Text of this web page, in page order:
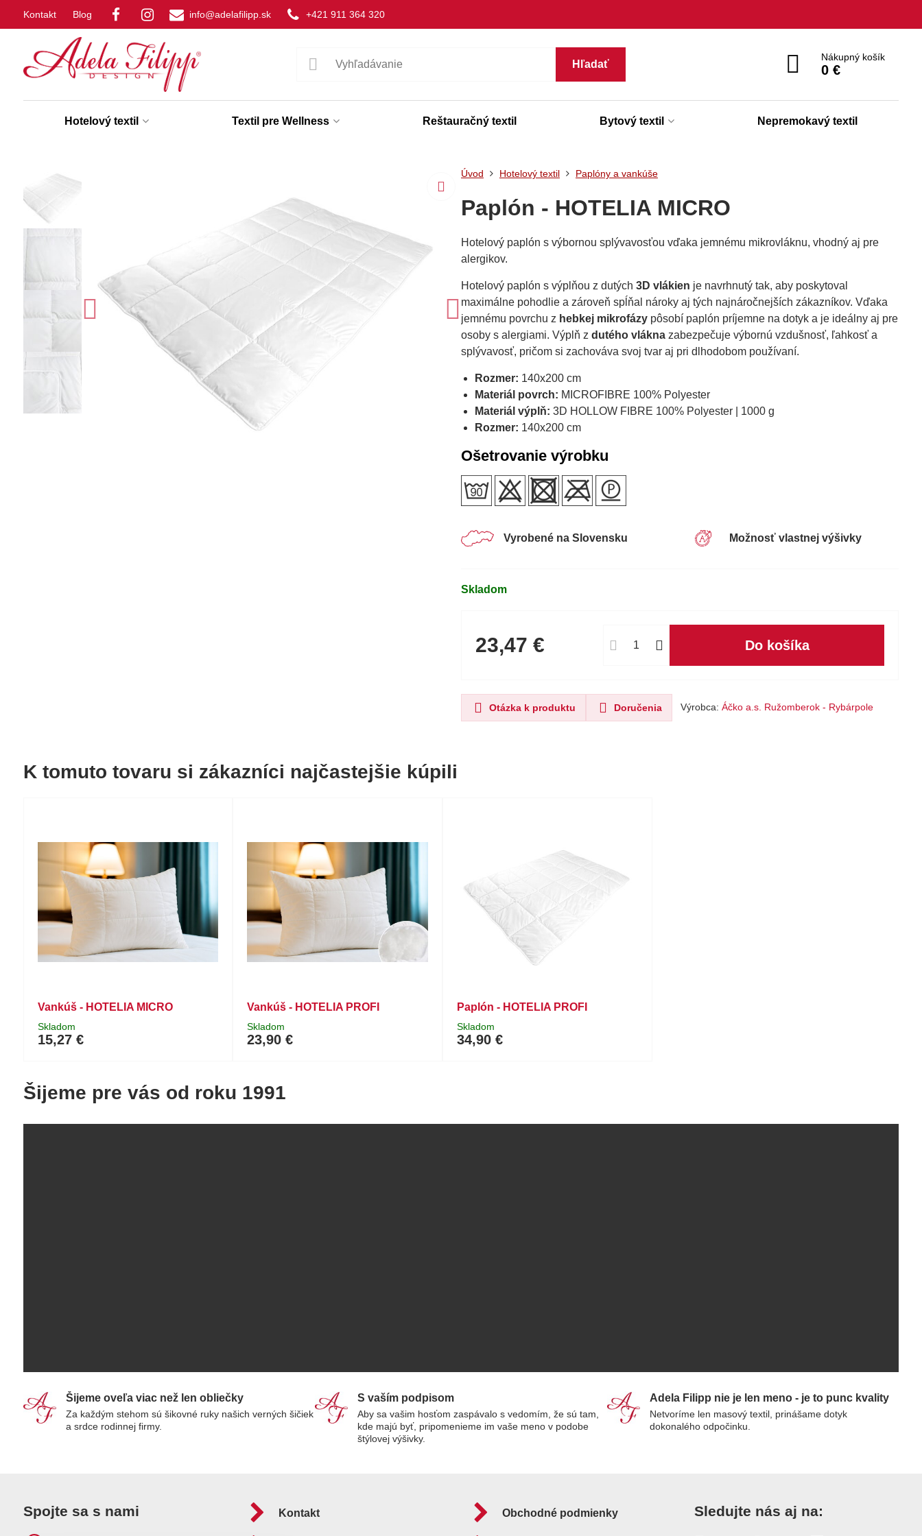
Kontakt Blog info@adelafilipp.sk +421 911 364 320
Hľadať
Nákupný košík
0 €
Hotelový textil Textil pre Wellness Reštauračný textil Bytový textil Nepremokavý textil
Úvod Hotelový textil Paplóny a vankúše
Paplón - HOTELIA MICRO
Hotelový paplón s výbornou splývavosťou vďaka jemnému mikrovláknu, vhodný aj pre
alergikov.
Hotelový paplón s výplňou z dutých 3D vlákien je navrhnutý tak, aby poskytoval
maximálne pohodlie a zároveň spĺňal nároky aj tých najnáročnejších zákazníkov. Vďaka
jemnému povrchu z hebkej mikrofázypôsobí paplón príjemne na dotyk a je ideálny aj pre
osoby s alergiami. Výplň z dutého vláknazabezpečuje výbornú vzdušnosť, ľahkosť a
splývavosť, pričom si zachováva svoj tvar aj pri dlhodobom používaní.
Rozmer: 140x200 cm
Materiál povrch: MICROFIBRE 100% Polyester
Materiál výplň: 3D HOLLOW FIBRE 100% Polyester | 1000 g
Rozmer: 140x200 cm
Ošetrovanie výrobku
Vyrobené na Slovensku Možnosť vlastnej výšivky
Skladom
23,47 € Do košíka
Otázka k produktu Doručenia Výrobca: Áčko a.s. Ružomberok - Rybárpole
K tomuto tovaru si zákazníci najčastejšie kúpili
Vankúš - HOTELIA MICRO
Skladom
15,27 €
Vankúš - HOTELIA PROFI
Skladom
23,90 €
Paplón - HOTELIA PROFI
Skladom
34,90 €
Šijeme pre vás od roku 1991
Šijeme oveľa viac než len obliečky
Za každým stehom sú šikovné ruky našich verných šičiek
a srdce rodinnej firmy.
S vaším podpisom
Aby sa vašim hosťom zaspávalo s vedomím, že sú tam,
kde majú byť, pripomenieme im vaše meno v podobe
štýlovej výšivky.
Adela Filipp nie je len meno - je to punc kvality
Netvoríme len masový textil, prinášame dotyk
dokonalého odpočinku.
Spojte sa s nami Kontakt Obchodné podmienky Sledujte nás aj na: